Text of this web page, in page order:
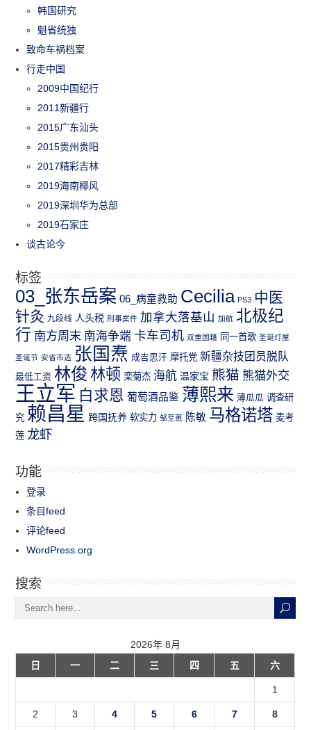
韩国研究
魁省统独
致命车祸档案
行走中国
2009中国纪行
2011新疆行
2015广东汕头
2015贵州贵阳
2017精彩吉林
2019海南椰风
2019深圳华为总部
2019石家庄
谈古论今
标签
03_张东岳案 06_病童救助 Cecilia PS3 中医
针灸 九段线 人头税 刑事案件 加拿大落基山 加航 北极纪
行 南方周末 南海争端 卡车司机 双重国籍 同一首歌 圣诞灯屋
圣诞节 安省市选 张国焘 成吉思汗 摩托党 新疆杂技团员脱队
最低工资 林俊 林顿 栾菊杰 海航 温家宝 熊猫 熊猫外交
王立军 白求恩 葡萄酒品鉴 薄熙来 薄瓜瓜 调查研
究 赖昌星 跨国抚养 软实力 邹至蕙 陈敏 马格诺塔 麦考
莲 龙虾
功能
登录
条目feed
评论feed
WordPress.org
搜索
2026年 8月
日
一 二 三 四 五 六
1
2 3 4 5 6 7 8